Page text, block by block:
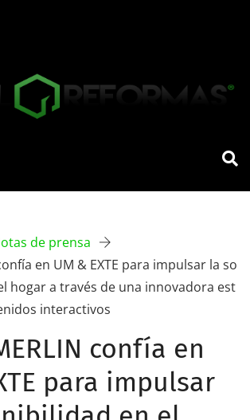
de prensa
en UM & EXTE para impulsar la so
hogar a través de una innovadora est
interactivos
confía en
para impulsar